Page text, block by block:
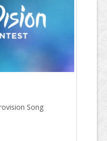
Song